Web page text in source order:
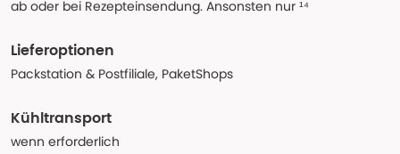
ab oder bei Rezepteinsendung. Ansonsten nur ¹⁴
Lieferoptionen
Packstation & Postfiliale, PaketShops
Kühltransport
wenn erforderlich